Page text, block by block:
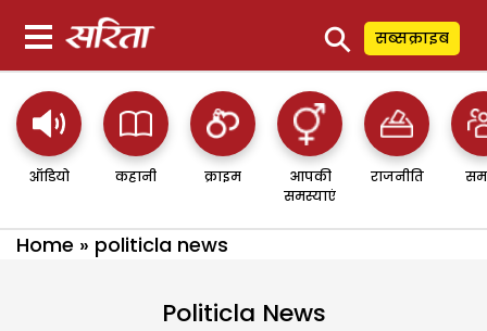
⚲ सब्सक्राइब
ऑडियो कहानी क्राइम
आपकी
समस्याएं
राजनीति
Home » politicla news
Politicla News